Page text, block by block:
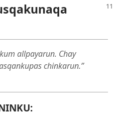
allpayarun. Chay
chinkarun.”